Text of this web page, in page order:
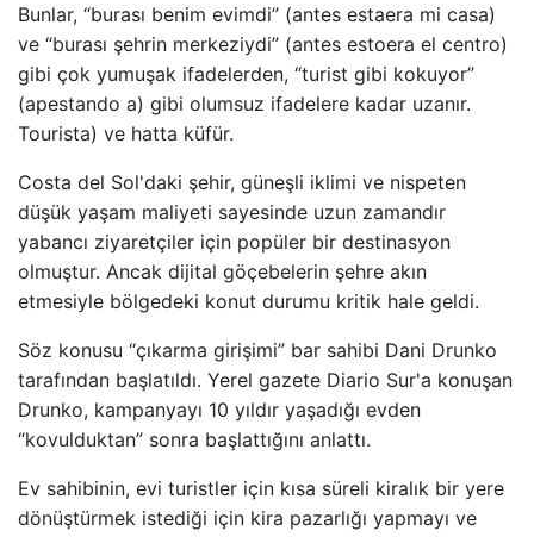
Bunlar, “burası benim evimdi” (antes estaera mi casa)
ve “burası şehrin merkeziydi” (antes estoera el centro)
gibi çok yumuşak ifadelerden, “turist gibi kokuyor”
(apestando a) gibi olumsuz ifadelere kadar uzanır.
Tourista) ve hatta küfür.
Costa del Sol'daki şehir, güneşli iklimi ve nispeten
düşük yaşam maliyeti sayesinde uzun zamandır
yabancı ziyaretçiler için popüler bir destinasyon
olmuştur. Ancak dijital göçebelerin şehre akın
etmesiyle bölgedeki konut durumu kritik hale geldi.
Söz konusu “çıkarma girişimi” bar sahibi Dani Drunko
tarafından başlatıldı. Yerel gazete Diario Sur'a konuşan
Drunko, kampanyayı 10 yıldır yaşadığı evden
“kovulduktan” sonra başlattığını anlattı.
Ev sahibinin, evi turistler için kısa süreli kiralık bir yere
dönüştürmek istediği için kira pazarlığı yapmayı ve